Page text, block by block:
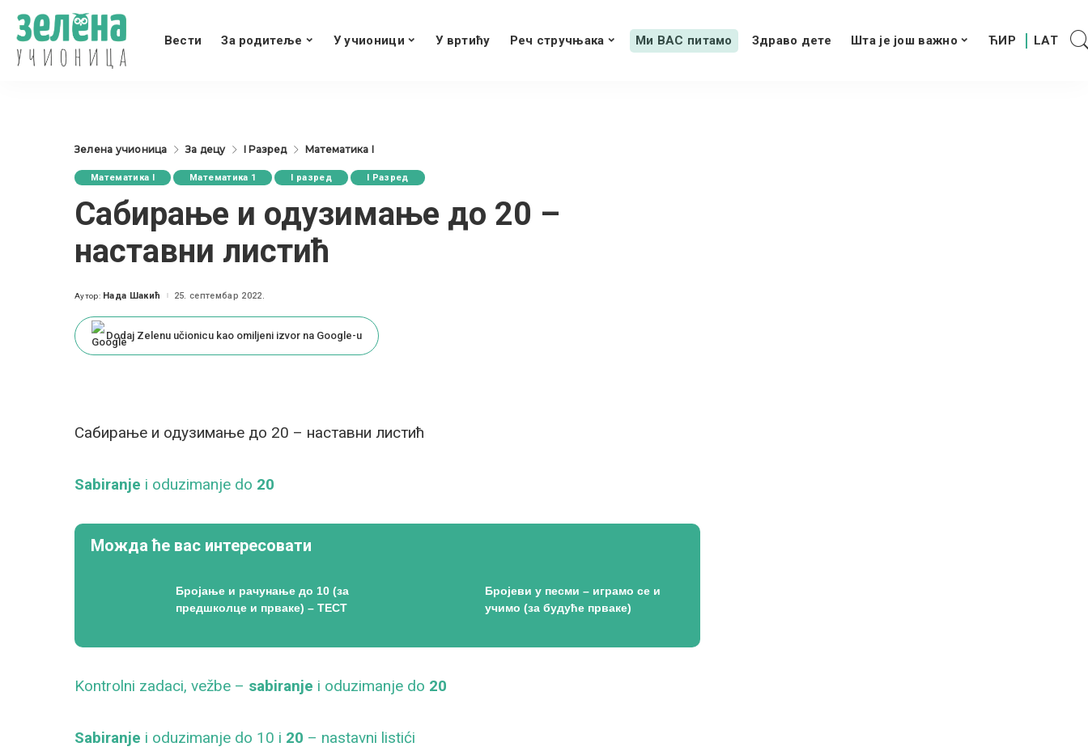
Вести За родитеље У учионици У вртићу Реч стручњака Ми ВАС питамо Здраво дете Шта је још важно
Зелена учионица За децу I Разред Математика I
Математика I Математика 1 I разред I Разред
Сабирање и одузимање до 20 –
наставни листић
Posted
Аутор: Нада Шакић 25. септембар 2022.
Dodaj Zelenu učionicu kao omiljeni izvor na Google-u
Сабирање и одузимање до 20 – наставни листић
Sabiranje i oduzimanje do 20
Можда ће вас интересовати
Бројање и рачунање до 10 (за
предшколце и прваке) – ТЕСТ
Бројеви у песми – играмо се и
учимо (за будуће прваке)
Kontrolni zadaci, vežbe – sabiranje i oduzimanje do 20
Sabiranje i oduzimanje do 10 i 20 – nastavni listići